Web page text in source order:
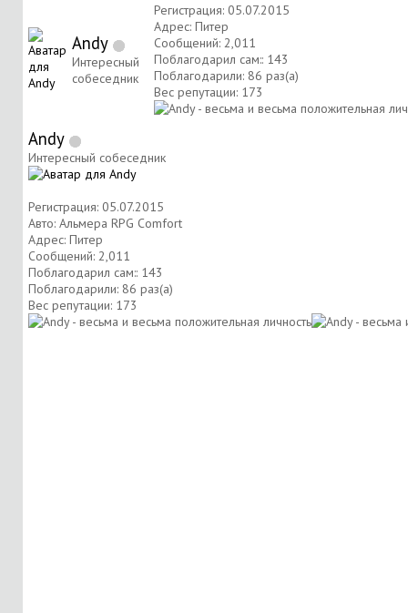
Andy
Интересный
собеседник
Регистрация: 05.07.2015
Адрес: Питер
Сообщений: 2,011
Поблагодарил сам:: 143
Поблагодарили: 86 раз(а)
Вес репутации: 173
Andy
Интересный собеседник
Регистрация: 05.07.2015
Авто: Альмера RPG Comfort
Адрес: Питер
Сообщений: 2,011
Поблагодарил сам:: 143
Поблагодарили: 86 раз(а)
Вес репутации: 173